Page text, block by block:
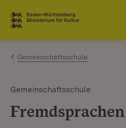
Zum Inhalt springen
Link zur Startseite
Gemeinschaftsschule
Gemeinschaftsschule
Fremdsprachen